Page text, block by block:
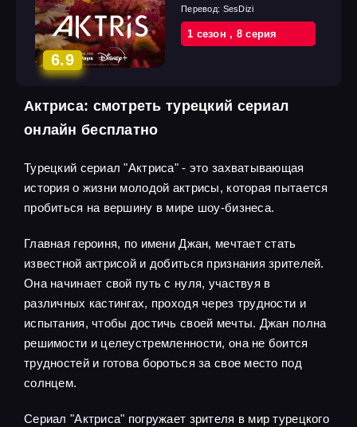
6.9
Перевод: SesDizi
1 cезон, 8 cерия
Актриса: смотреть турецкий сериал
онлайн бесплатно
Турецкий сериал "Актриса" - это захватывающая
история о жизни молодой актрисы, которая пытается
пробиться на вершину в мире шоу-бизнеса.
Главная героиня, по имени Джан, мечтает стать
известной актрисой и добиться признания зрителей.
Она начинает свой путь с нуля, участвуя в
различных кастингах, проходя через трудности и
испытания, чтобы достичь своей мечты. Джан полна
решимости и целеустремленности, она не боится
трудностей и готова бороться за свое место под
солнцем.
Сериал "Актриса" погружает зрителя в мир турецкого